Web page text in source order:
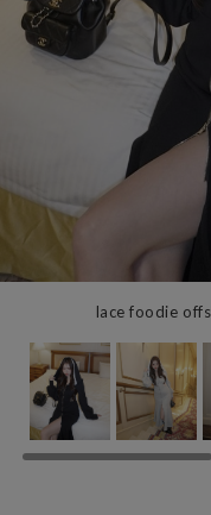
lace foodie